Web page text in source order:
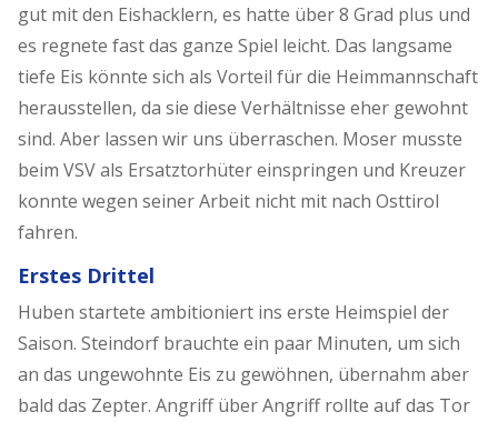
gut mit den Eishacklern, es hatte über 8 Grad plus und
es regnete fast das ganze Spiel leicht. Das langsame
tiefe Eis könnte sich als Vorteil für die Heimmannschaft
herausstellen, da sie diese Verhältnisse eher gewohnt
sind. Aber lassen wir uns überraschen. Moser musste
beim VSV als Ersatztorhüter einspringen und Kreuzer
konnte wegen seiner Arbeit nicht mit nach Osttirol
fahren.
Erstes Drittel
Huben startete ambitioniert ins erste Heimspiel der
Saison. Steindorf brauchte ein paar Minuten, um sich
an das ungewohnte Eis zu gewöhnen, übernahm aber
bald das Zepter. Angriff über Angriff rollte auf das Tor